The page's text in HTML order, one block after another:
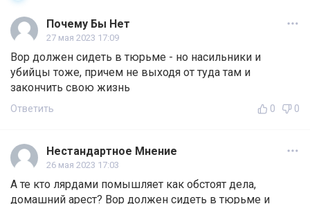
Почему Бы Нет
27 мая 2023 17:09
Вор должен сидеть в тюрьме - но насильники и
убийцы тоже, причем не выходя от туда там и
закончить свою жизнь
Ответить 0 0
Нестандартное Мнение
26 мая 2023 17:03
А те кто лярдами помышляет как обстоят дела,
домашний арест? Вор должен сидеть в тюрьме и